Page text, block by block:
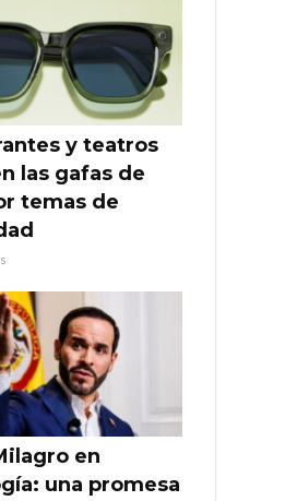
y teatros
las gafas de
temas de
en
una promesa